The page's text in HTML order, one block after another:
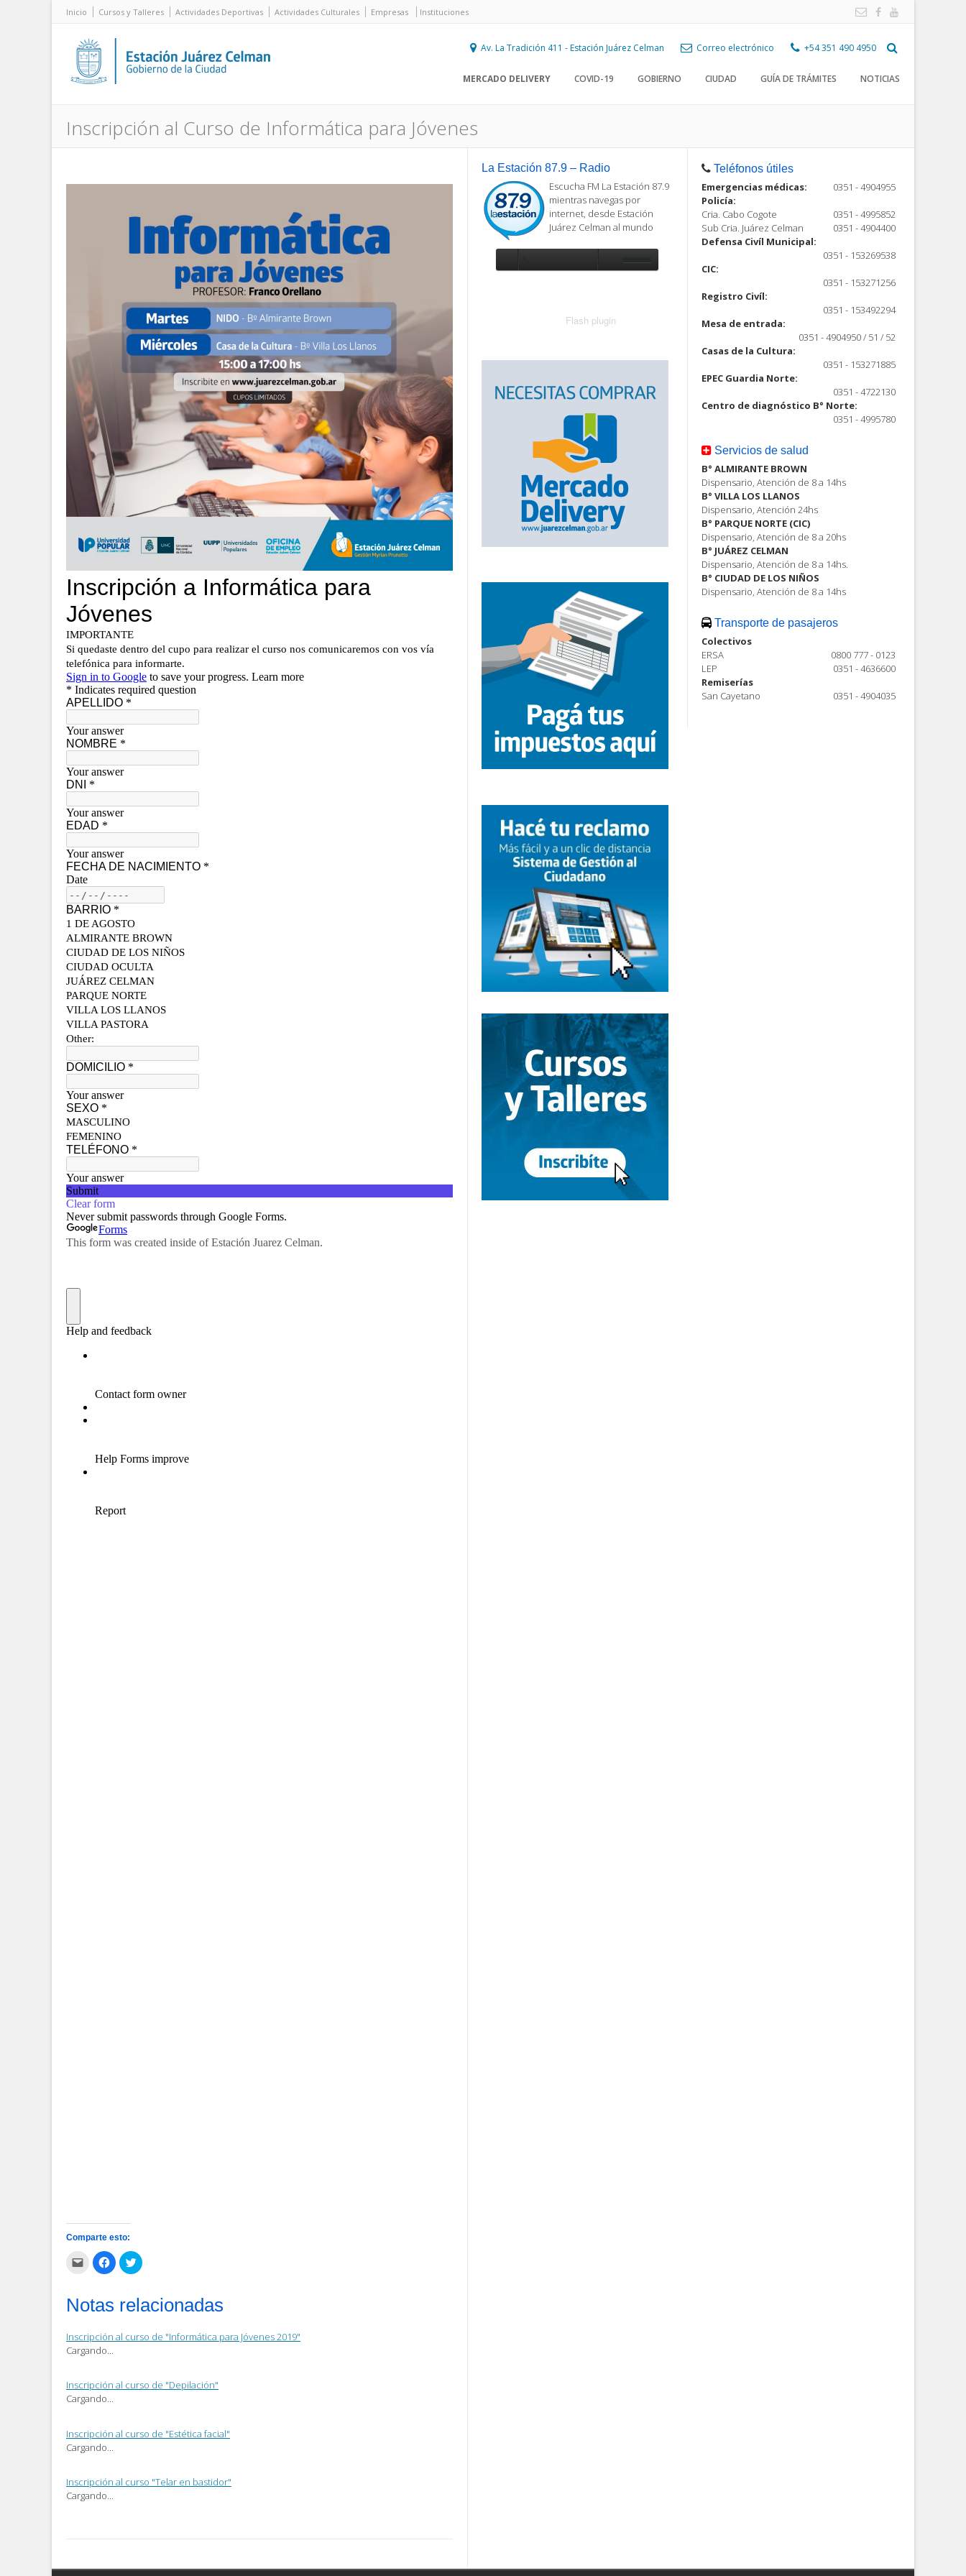
Inicio Cursos y Talleres Actividades Deportivas Actividades Culturales Empresas Instituciones
Av. La Tradición 411 - Estación Juárez Celman Correo electrónico +54 351 490 4950
MERCADO DELIVERY COVID-19 GOBIERNO CIUDAD GUÍA DE TRÁMITES NOTICIAS
Inscripción al Curso de Informática para Jóvenes
Comparte esto:
Haz
clic
para
correo
electrónico
amigo
(Se
abre
ventana
nueva)
Haz
clic
para
Facebook
(Se
una
nueva)
Haz
clic
Twitter
(Se
una
Notas relacionadas
Inscripción al curso de "Informática para Jóvenes 2019"
Cargando...
Inscripción al curso de "Depilación"
Cargando...
Inscripción al curso de "Estética facial"
Cargando...
Inscripción al curso "Telar en bastidor"
Cargando...
Post
La Estación 87.9 – Radio
Escucha FM La Estación 87.9
mientras navegas por
internet, desde Estación
Juárez Celman al mundo
Flash plugin
Teléfonos útiles
Emergencias médicas:
0351 - 4904955
Policía:
Cria. Cabo Cogote
0351 - 4995852
Sub Cria. Juárez Celman
0351 - 4904400
Defensa Civíl Municipal:
0351 - 153269538
CIC:
0351 - 153271256
Registro Civíl:
0351 - 153492294
Mesa de entrada:
0351 - 4904950 / 51 / 52
Casas de la Cultura:
0351 - 153271885
EPEC Guardia Norte:
0351 - 4722130
Centro de diagnóstico B° Norte:
0351 - 4995780
Servicios de salud
B° ALMIRANTE BROWN
Dispensario, Atención de 8 a 14hs
B° VILLA LOS LLANOS
Dispensario, Atención 24hs
B° PARQUE NORTE (CIC)
Dispensario, Atención de 8 a 20hs
B° JUÁREZ CELMAN
Dispensario, Atención de 8 a 14hs.
B° CIUDAD DE LOS NIÑOS
Dispensario, Atención de 8 a 14hs
Transporte de pasajeros
Colectivos
ERSA
0800 777 - 0123
LEP
0351 - 4636600
Remiserías
San Cayetano
0351 - 4904035